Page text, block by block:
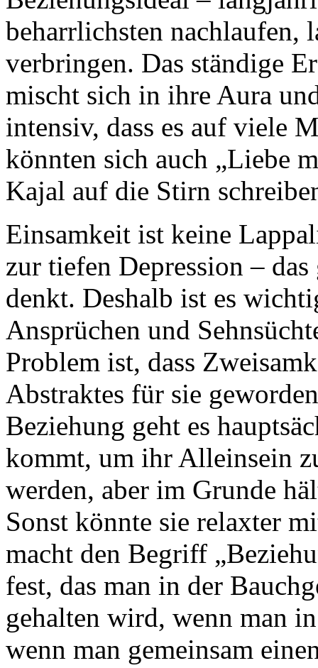
beharrlichsten nachlaufen,
verbringen. Das ständige
mischt sich in ihre Aura
intensiv, dass es auf viele
könnten sich auch „Liebe
Kajal auf die Stirn
Einsamkeit ist keine
zur tiefen Depression –
denkt. Deshalb ist es
Ansprüchen und
Problem ist, dass
Abstraktes für sie
Beziehung geht es
kommt, um ihr Alleinsein
werden, aber im Grunde
Sonst könnte sie relaxter
macht den Begriff
fest, das man in der
gehalten wird, wenn man
wenn man gemeinsam